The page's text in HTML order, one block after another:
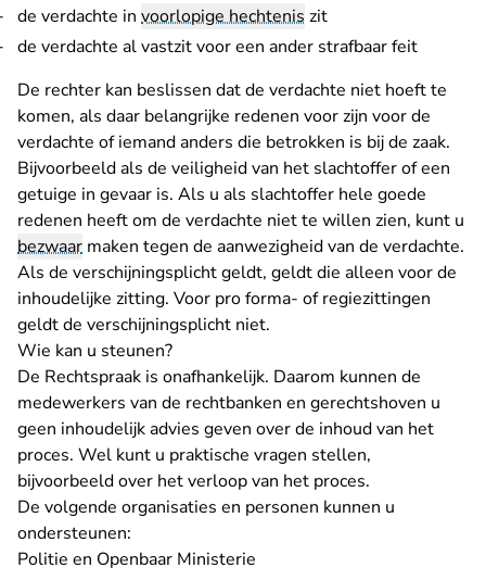
de verdachte in voorlopige hechtenis zit
de verdachte al vastzit voor een ander strafbaar feit
De rechter kan beslissen dat de verdachte niet hoeft te
komen, als daar belangrijke redenen voor zijn voor de
verdachte of iemand anders die betrokken is bij de zaak.
Bijvoorbeeld als de veiligheid van het slachtoffer of een
getuige in gevaar is. Als u als slachtoffer hele goede
redenen heeft om de verdachte niet te willen zien, kunt u
bezwaar maken tegen de aanwezigheid van de verdachte.
Als de verschijningsplicht geldt, geldt die alleen voor de
inhoudelijke zitting. Voor pro forma- of regiezittingen
geldt de verschijningsplicht niet.
Wie kan u steunen?
De Rechtspraak is onafhankelijk. Daarom kunnen de
medewerkers van de rechtbanken en gerechtshoven u
geen inhoudelijk advies geven over de inhoud van het
proces. Wel kunt u praktische vragen stellen,
bijvoorbeeld over het verloop van het proces.
De volgende organisaties en personen kunnen u
ondersteunen:
Politie en Openbaar Ministerie